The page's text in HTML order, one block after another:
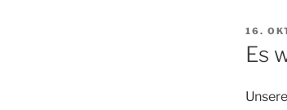
AM
16.
Es